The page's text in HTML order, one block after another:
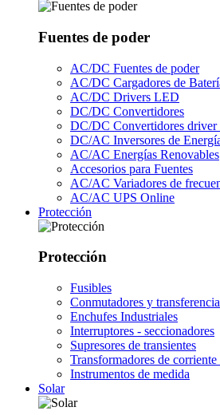
Fuentes de poder
AC/DC Fuentes de poder
AC/DC Cargadores de
AC/DC Drivers LED
DC/DC Convertidores
DC/DC Convertidores
DC/AC Inversores de
AC/AC Energías Renovables
Accesorios para Fuentes
AC/AC Variadores de
AC/AC UPS Online
Protección
Protección
Fusibles
Conmutadores y
Enchufes Industriales
Interruptores - seccionadores
Supresores de transientes
Transformadores de corriente
Instrumentos de medida
Solar